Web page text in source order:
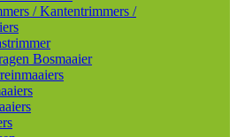
/ Kantentrimmers /
Bosmaaier